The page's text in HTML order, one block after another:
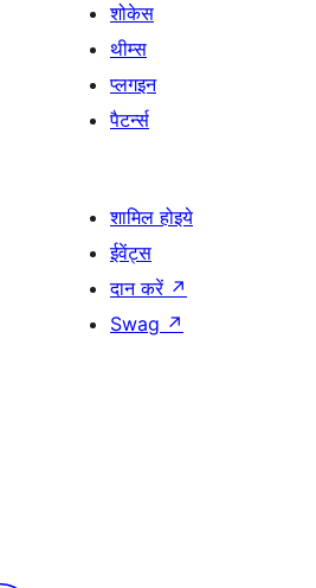
शोकेस
थीम्स
प्लगइन
पैटर्न्स
शामिल होइये
ईवेंट्स
दान करें ↗
Swag ↗